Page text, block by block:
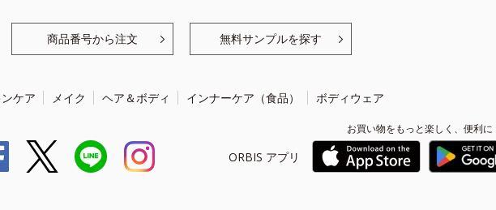
商品番号から注文 無料サンプルを探す
ケア メイク ヘア＆ボディ インナーケア（食品） ボディウェア
ORBIS アプリ
お買い物をもっと楽しく、便利に